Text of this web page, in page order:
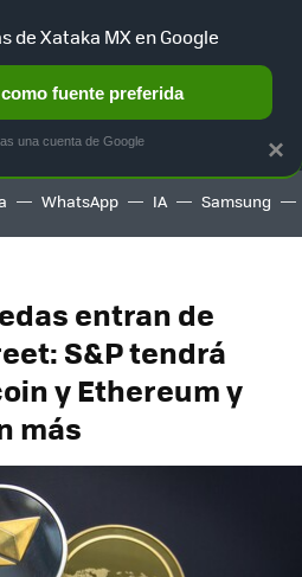
HOME AUTO TERRITORIO
WhatsApp IA Samsung
entran de
S&P tendrá
y Ethereum y
más
×
de Xataka MX en Google
fuente preferida
una cuenta de Google